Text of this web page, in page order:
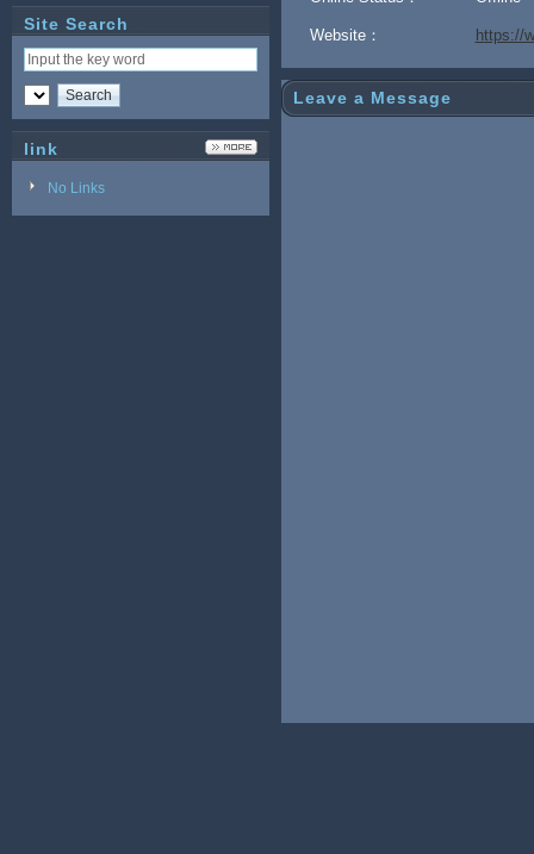
Site Search
link
No Links
Website： https://
Leave a Message